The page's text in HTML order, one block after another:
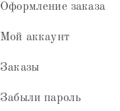
Оформление заказа
Мой аккаунт
Заказы
Забыли пароль